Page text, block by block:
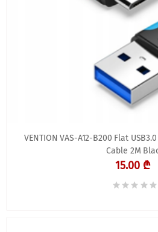
VENTION VAS-A12-B200 Flat
Cable 2M
15.00 ₾